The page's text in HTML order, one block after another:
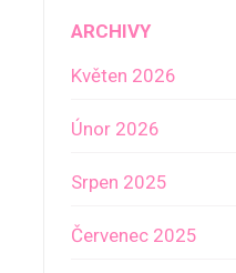
ARCHIVY
Květen 2026
Únor 2026
Srpen 2025
Červenec 2025